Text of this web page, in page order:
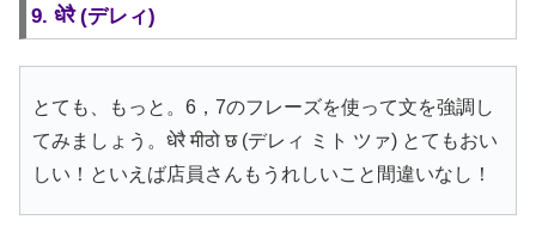
9. धेरै (デレィ)
とても、もっと。6，7のフレーズを使って文を強調し
てみましょう。धेरै मीठो छ (デレィ ミト ツァ) とてもおい
しい！といえば店員さんもうれしいこと間違いなし！